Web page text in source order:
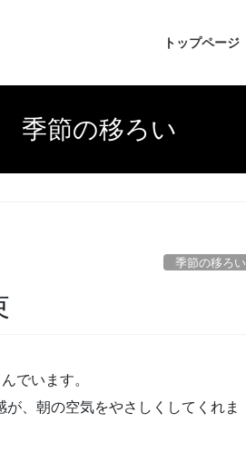
トップページ
季節の移ろい
季節の移ろい
でいます。
、朝の空気をやさしくしてくれま